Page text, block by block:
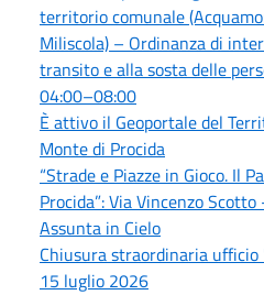
territorio comunale
Miliscola) – Ordinanza di
transito e alla sosta delle
04:00–08:00
È attivo il Geoportale del
Monte di Procida
“Strade e Piazze in Gioco. Il
Procida”: Via Vincenzo
Assunta in Cielo
Chiusura straordinaria
15 luglio 2026